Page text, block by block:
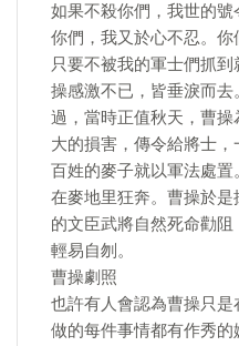
如果不殺你們，我世的
你們，我又於心不忍。你
只要不被我的軍士們抓
操感激不已，皆垂淚而
過，當時正值秋天，曹
大的損害，傳令給將士
百姓的麥子就以軍法處
在麥地里狂奔。曹操於
的文臣武將自然死命勸
輕易自刎。
曹操劇照
也許有人會認為曹操只
做的每件事情都有作秀